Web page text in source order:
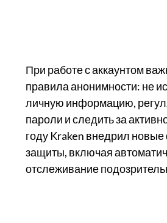
При работе с аккаунтом
правила анонимности: не
личную информацию,
пароли и следить за
году Kraken внедрил
защиты, включая
отслеживание